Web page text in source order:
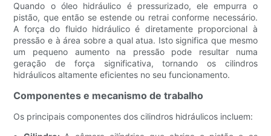
Quando o óleo hidráulico é pressurizado, ele empurra o
pistão, que então se estende ou retrai conforme necessário.
A força do fluido hidráulico é diretamente proporcional à
pressão e à área sobre a qual atua. Isto significa que mesmo
um pequeno aumento na pressão pode resultar numa
geração de força significativa, tornando os cilindros
hidráulicos altamente eficientes no seu funcionamento.
Componentes e mecanismo de trabalho
Os principais componentes dos cilindros hidráulicos incluem: